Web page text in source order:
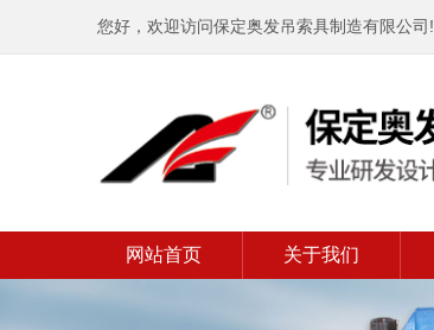
您好，欢迎访问保定奥发吊索具制造有限公司!
网站首页 关于我们